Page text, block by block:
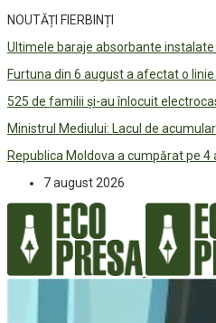
NOUTĂȚI FIERBINȚI
Ultimele baraje absorbante
Furtuna din 6 august a afectat o
525 de familii și-au înlocuit
Ministrul Mediului: Lacul de
Republica Moldova a cumpărat pe
7 august 2026